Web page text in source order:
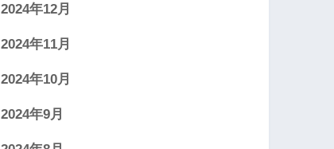
2024年12月
2024年11月
2024年10月
2024年9月